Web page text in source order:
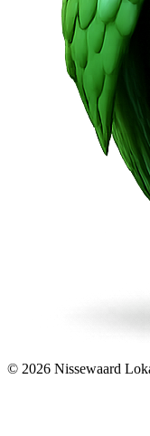
© 2026 Nissewaard